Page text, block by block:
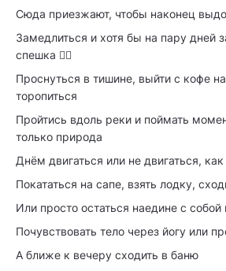
Сюда приезжают, чтобы наконец
Замедлиться и хотя бы на пару дней
спешка 🧘‍♀️
Проснуться в тишине, выйти с кофе
торопиться
Пройтись вдоль реки и поймать
только природа
Днём двигаться или не двигаться,
Покататься на сапе, взять лодку,
Или просто остаться наедине с
Почувствовать тело через йогу или
А ближе к вечеру сходить в баню